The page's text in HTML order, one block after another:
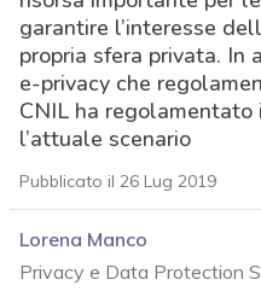
garantire l’interesse
propria sfera privata.
e-privacy che
CNIL ha
l’attuale scenario
Pubblicato il 26 Lug 2019
Lorena Manco
Privacy e Data Protection